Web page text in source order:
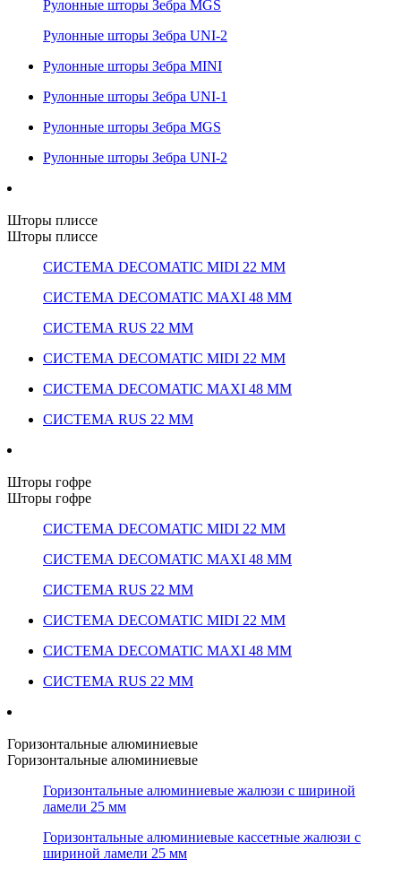
Рулонные шторы Зебра MGS
Рулонные шторы Зебра UNI-2
Рулонные шторы Зебра MINI
Рулонные шторы Зебра UNI-1
Рулонные шторы Зебра MGS
Рулонные шторы Зебра UNI-2
Шторы плиссе
Шторы плиссе
СИСТЕМА DECOMATIC MIDI 22 ММ
СИСТЕМА DECOMATIC MAXI 48 ММ
СИСТЕМА RUS 22 ММ
СИСТЕМА DECOMATIC MIDI 22 ММ
СИСТЕМА DECOMATIC MAXI 48 ММ
СИСТЕМА RUS 22 ММ
Шторы гофре
Шторы гофре
СИСТЕМА DECOMATIC MIDI 22 ММ
СИСТЕМА DECOMATIC MAXI 48 ММ
СИСТЕМА RUS 22 ММ
СИСТЕМА DECOMATIC MIDI 22 ММ
СИСТЕМА DECOMATIC MAXI 48 ММ
СИСТЕМА RUS 22 ММ
Горизонтальные алюминиевые
Горизонтальные алюминиевые
Горизонтальные алюминиевые жалюзи с шириной
ламели 25 мм
Горизонтальные алюминиевые кассетные жалюзи с
шириной ламели 25 мм